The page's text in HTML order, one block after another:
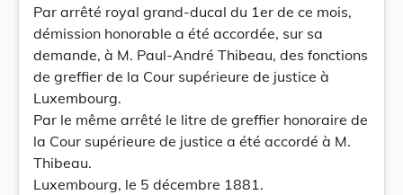
Par arrêté royal grand-ducal du 1er de ce mois,
démission honorable a été accordée, sur sa
demande, à M. Paul-André Thibeau, des fonctions
de greffier de la Cour supérieure de justice à
Luxembourg.
Par le même arrêté le litre de greffier honoraire de
la Cour supérieure de justice a été accordé à M.
Thibeau.
Luxembourg, le 5 décembre 1881.